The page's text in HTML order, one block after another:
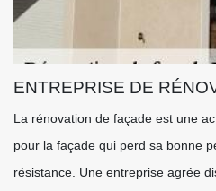
ENTREPRISE DE
La rénovation de façade est une
pour la façade qui perd sa bonne
résistance. Une entreprise agrée